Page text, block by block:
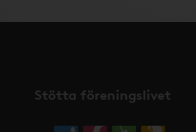
Stötta föreningslivet